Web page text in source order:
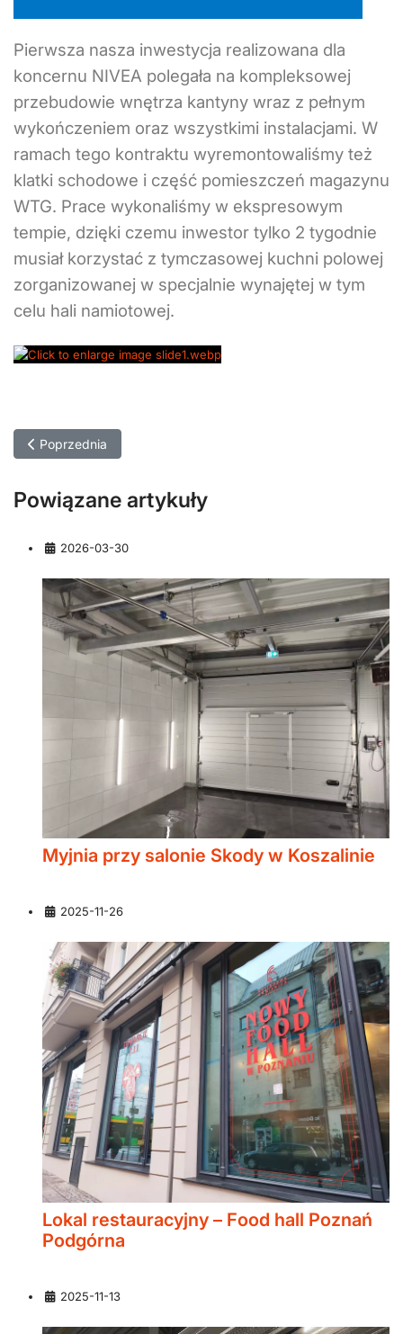
Pierwsza nasza inwestycja realizowana dla
koncernu NIVEA polegała na kompleksowej
przebudowie wnętrza kantyny wraz z pełnym
wykończeniem oraz wszystkimi instalacjami. W
ramach tego kontraktu wyremontowaliśmy też
klatki schodowe i część pomieszczeń magazynu
WTG. Prace wykonaliśmy w ekspresowym
tempie, dzięki czemu inwestor tylko 2 tygodnie
musiał korzystać z tymczasowej kuchni polowej
zorganizowanej w specjalnie wynajętej w tym
celu hali namiotowej.
Poprzednia strona: Rozbudowa fabryki Faurecja
Poprzednia
Powiązane artykuły
Myjnia przy salonie Skody w Koszalinie
Szczegóły
2026-03-30
Lokal restauracyjny – Food hall Poznań
Podgórna
Szczegóły
2025-11-26
Szczegóły
2025-11-13